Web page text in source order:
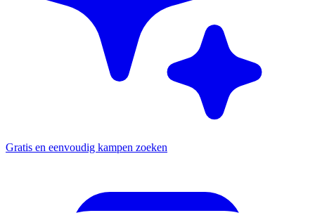
Gratis en eenvoudig kampen zoeken